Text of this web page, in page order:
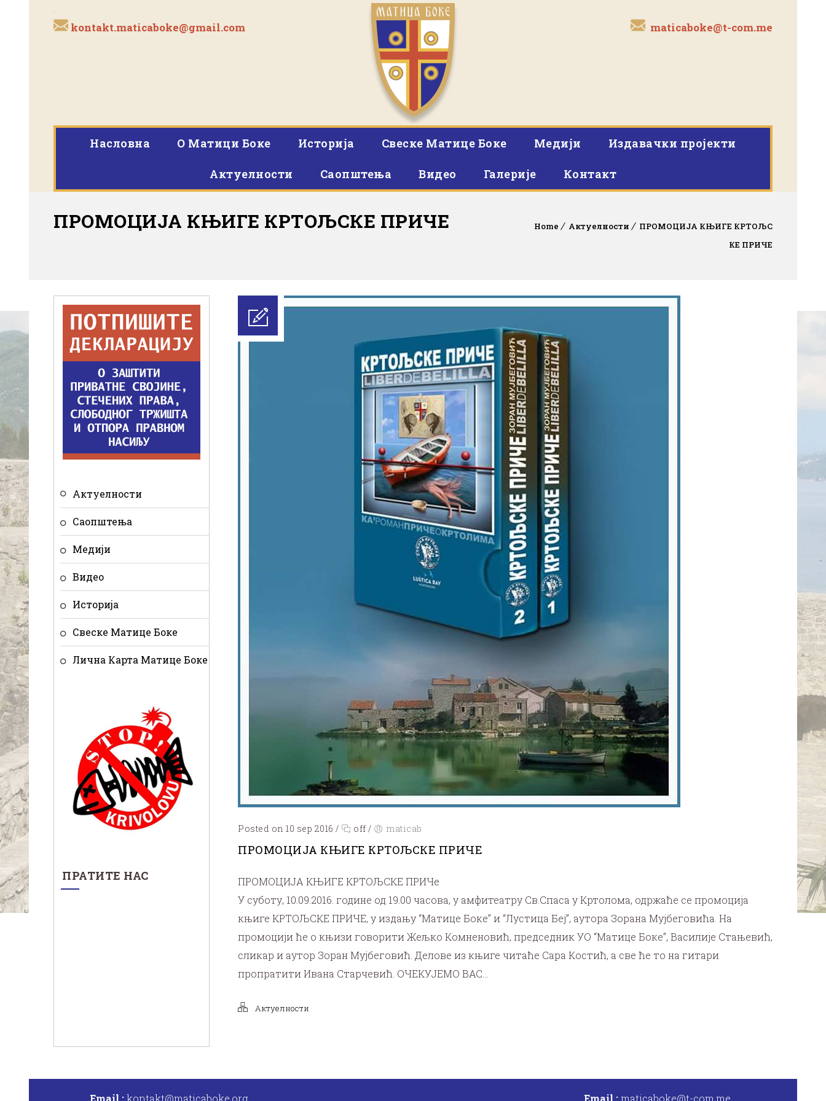
kontakt.maticaboke@gmail.com maticaboke@t-com.me
Насловна O Матици Боке Историја Свеске Матице Боке Медији Издавачки пројекти
Актуелности Саопштења Видео Галерије Контакт
ПРОМОЦИЈА КЊИГЕ КРТОЉСКЕ ПРИЧЕ Home Актуелности
ПРОМОЦИЈА КЊИГЕ КРТОЉС
КЕ ПРИЧЕ
Posted on 10 sep 2016 / off / maticab
ПРОМОЦИЈА КЊИГЕ КРТОЉСКЕ ПРИЧЕ
ПРОМОЦИЈА КЊИГЕ КРТОЉСКЕ ПРИЧе
У суботу, 10.09.2016. године од 19.00 часова, у амфитеатру Св.Спаса у Кртолома, одржаће се промоција
књиге КРТОЉСКЕ ПРИЧЕ, у издању “Матице Боке” и “Лустица Беј”, аутора Зорана Мујбеговића. На
промоцији ће о књизи говорити Жељко Комненовић, председник УО “Матице Боке”, Василије Стањевић,
сликар и аутор Зоран Мујбеговић. Делове из књиге читаће Сара Костић, а све ће то на гитари
пропратити Ивана Старчевић. ОЧЕКУЈЕМО ВАС…
Актуелности
Актуелности
Саопштења
Медији
Видео
Историја
Свеске Матице Боке
Лична Карта Матице Боке
ПРАТИТЕ НАС
Email :kontakt@maticaboke.org Email :maticaboke@t-com.me